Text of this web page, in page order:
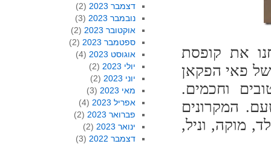
את קופסת
של פאי הפקאן
וחכמים.
המקרונים
מוקה, וניל,
דצמבר 2023
(2)
נובמבר 2023
(3)
אוקטובר 2023
(2)
ספטמבר 2023
(2)
אוגוסט 2023
(4)
יולי 2023
(2)
יוני 2023
(2)
מאי 2023
(3)
אפריל 2023
(4)
פברואר 2023
(2)
ינואר 2023
(2)
דצמבר 2022
(3)